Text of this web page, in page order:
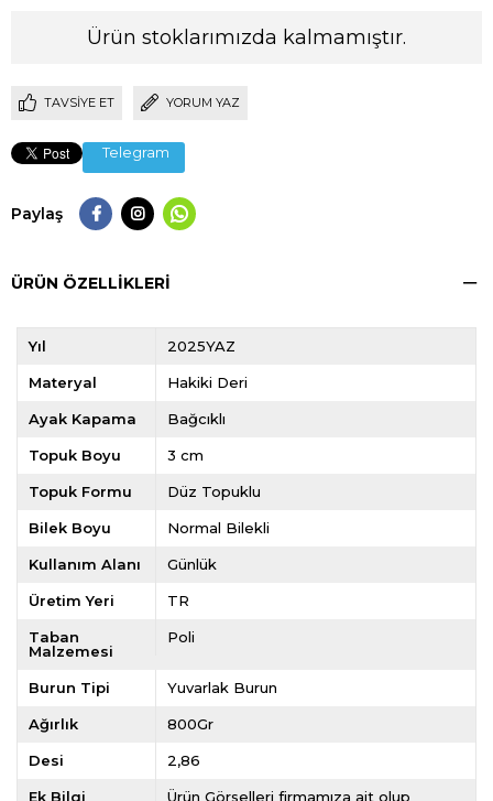
Ürün stoklarımızda kalmamıştır.
TAVSIYE ET YORUM YAZ
Telegram
Paylaş
ÜRÜN ÖZELLIKLERI
Yıl 2025YAZ
Materyal Hakiki Deri
Ayak Kapama Bağcıklı
Topuk Boyu 3 cm
Topuk Formu Düz Topuklu
Bilek Boyu Normal Bilekli
Kullanım Alanı Günlük
Üretim Yeri TR
Taban
Malzemesi
Poli
Burun Tipi Yuvarlak Burun
Ağırlık 800Gr
Desi 2,86
Ek Bilgi Ürün Görselleri firmamıza ait olup